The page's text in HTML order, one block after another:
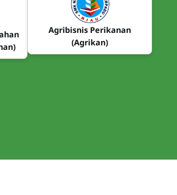
Agribisnis Perikanan
(Agrikan)